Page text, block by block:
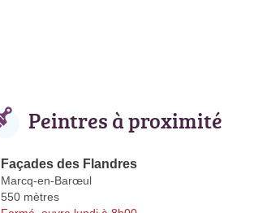
Peintres à proximité
Façades des Flandres
Marcq-en-Barœul
550 mètres